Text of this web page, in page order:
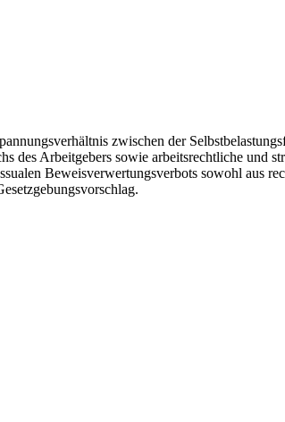
zwischen der
Arbeitgebers sowie arbeitsrechtliche und
Beweisverwertungsverbots sowohl aus